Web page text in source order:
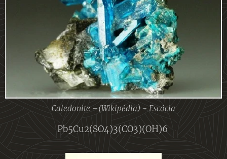
Caledonite –(Wikipédia) - Escócia
Pb5Cu2(SO4)3(CO3)(OH)6